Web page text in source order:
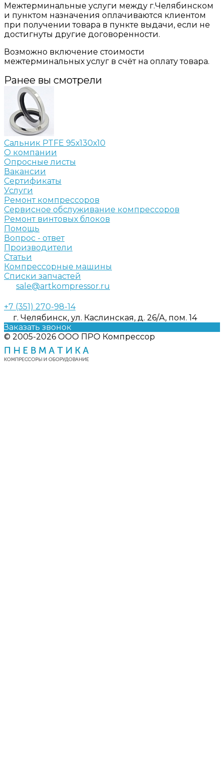
Межтерминальные услуги между г.Челябинском
и пунктом назначения оплачиваются клиентом
при получении товара в пункте выдачи, если не
достигнуты другие договоренности.
Возможно включение стоимости
межтерминальных услуг в счёт на оплату товара.
Ранее вы смотрели
Сальник PTFE 95х130х10
О компании
Опросные листы
Вакансии
Сертификаты
Услуги
Ремонт компрессоров
Сервисное обслуживание компрессоров
Ремонт винтовых блоков
Помощь
Вопрос - ответ
Производители
Статьи
Компрессорные машины
Списки запчастей
sale@artkompressor.ru
+7 (351) 270-98-14
г. Челябинск, ул. Каслинская, д. 26/А, пом. 14
Заказать звонок
© 2005-2026 ООО ПРО Компрессор